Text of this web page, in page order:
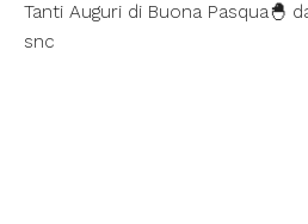
Tanti Auguri di Buona Pasqua🐣
snc